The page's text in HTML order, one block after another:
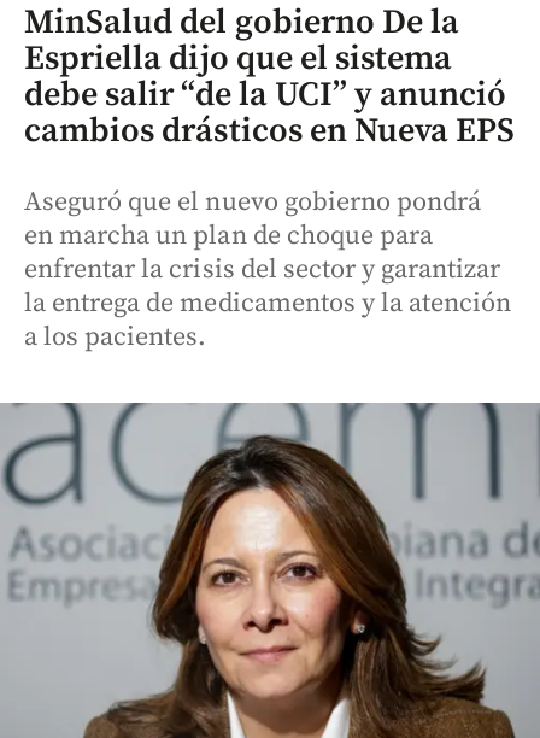
MinSalud del gobierno De la
Espriella dijo que el sistema
debe salir “de la UCI” y anunció
cambios drásticos en Nueva EPS
Aseguró que el nuevo gobierno pondrá
en marcha un plan de choque para
enfrentar la crisis del sector y garantizar
la entrega de medicamentos y la atención
a los pacientes.